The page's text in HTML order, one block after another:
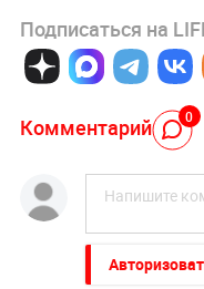
Подписаться на
Комментарий 0